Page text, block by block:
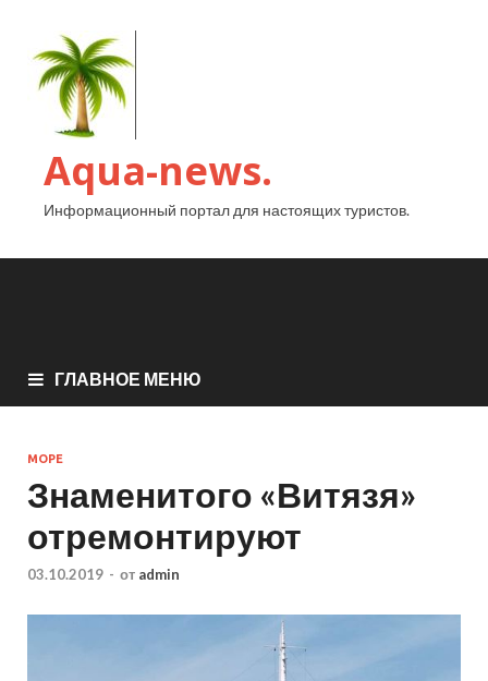
Aqua-news.
Информационный портал для настоящих туристов.
ГЛАВНОЕ МЕНЮ
МОРЕ
Знаменитого «Витязя»
отремонтируют
03.10.2019 - от admin